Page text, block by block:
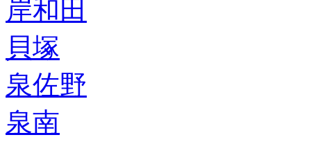
岸和田
貝塚
泉佐野
泉南